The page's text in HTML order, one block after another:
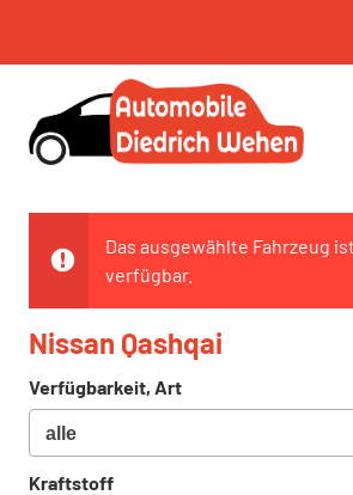
Das ausgewählte Fahrzeug
verfügbar.
Nissan Qashqai
Verfügbarkeit, Art
Kraftstoff